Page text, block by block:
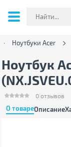
Ноутбуки Acer
Ноутбук
О товареОписание
0отзывов